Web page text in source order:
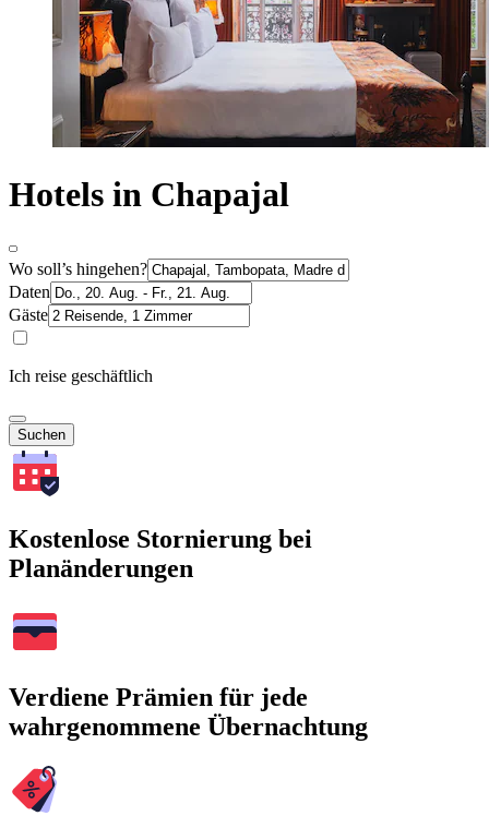
Hotels in Chapajal
Wo soll’s hingehen?
Daten
Gäste
Ich reise geschäftlich
Suchen
Kostenlose Stornierung bei
Planänderungen
Verdiene Prämien für jede
wahrgenommene Übernachtung